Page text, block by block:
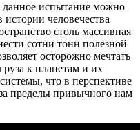
данное испытание можно
человечества
столь массивная
сотни тонн полезной
осторожно мечтать
к планетам и их
что в перспективе
за пределы привычного нам